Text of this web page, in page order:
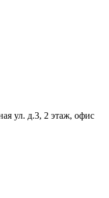
ул. д.3, 2 этаж, офис